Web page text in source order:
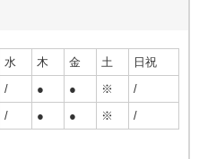
水 木 金 土
日祝
/ ● ● ※
/
/ ● ● ※ /